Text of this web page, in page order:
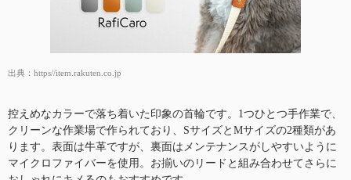
出典： https//item.rakuten.co.jp
控えめなカラーで落ち着いた印象の首輪です。1つひとつ手作業で、
クリーンな作業場で作られており、SサイズとMサイズの2種類があ
ります。表面は牛革ですが、裏面はメンテナンスがしやすいように
マイクロファイバーを使用。お揃いのリードと組み合わせてさらに